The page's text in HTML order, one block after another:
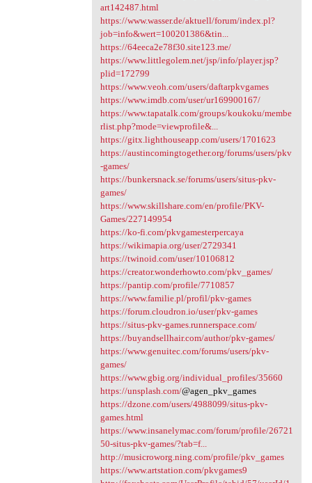
art142487.html
https://www.wasser.de/aktuell/forum/index.pl?
job=info&wert=100201386&tin...
https://64eeca2e78f30.site123.me/
https://www.littlegolem.net/jsp/info/player.jsp?
plid=172799
https://www.veoh.com/users/daftarpkvgames
https://www.imdb.com/user/ur169900167/
https://www.tapatalk.com/groups/koukoku/membe
rlist.php?mode=viewprofile&...
https://gitx.lighthouseapp.com/users/1701623
https://austincomingtogether.org/forums/users/pkv
-games/
https://bunkersnack.se/forums/users/situs-pkv-
games/
https://www.skillshare.com/en/profile/PKV-
Games/227149954
https://ko-fi.com/pkvgamesterpercaya
https://wikimapia.org/user/2729341
https://twinoid.com/user/10106812
https://creator.wonderhowto.com/pkv_games/
https://pantip.com/profile/7710857
https://www.familie.pl/profil/pkv-games
https://forum.cloudron.io/user/pkv-games
https://situs-pkv-games.runnerspace.com/
https://buyandsellhair.com/author/pkv-games/
https://www.genuitec.com/forums/users/pkv-
games/
https://www.gbig.org/individual_profiles/35660
https://unsplash.com/@agen_pkv_games
https://dzone.com/users/4988099/situs-pkv-
games.html
https://www.insanelymac.com/forum/profile/26721
50-situs-pkv-games/?tab=f...
http://musicroworg.ning.com/profile/pkv_games
https://www.artstation.com/pkvgames9